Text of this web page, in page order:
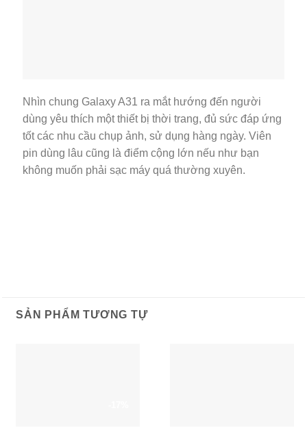
Nhìn chung Galaxy A31 ra mắt hướng đến người
dùng yêu thích một thiết bị thời trang, đủ sức đáp ứng
tốt các nhu cầu chụp ảnh, sử dụng hàng ngày. Viên
pin dùng lâu cũng là điểm cộng lớn nếu như bạn
không muốn phải sạc máy quá thường xuyên.
SẢN PHẨM TƯƠNG TỰ